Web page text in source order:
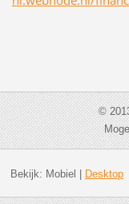
©
Bekijk: Mobiel | Desktop